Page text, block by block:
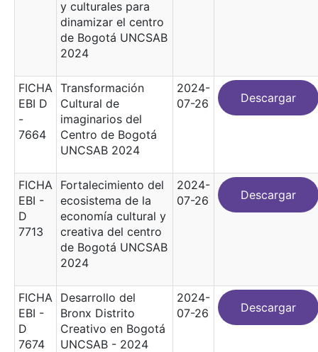
y culturales para
dinamizar el centro
de Bogotá UNCSAB
2024
FICHA
EBI D
-
7664
Transformación
Cultural de
imaginarios del
Centro de Bogotá
UNCSAB 2024
2024-
07-26
Descargar
FICHA
EBI -
D
7713
Fortalecimiento del
ecosistema de la
economía cultural y
creativa del centro
de Bogotá UNCSAB
2024
2024-
07-26
Descargar
FICHA
EBI -
D
7674
Desarrollo del
Bronx Distrito
Creativo en Bogotá
UNCSAB - 2024
2024-
07-26
Descargar